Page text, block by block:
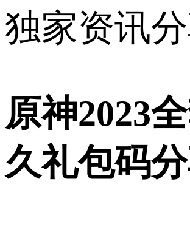
独家资讯分
原神2023
久礼包码